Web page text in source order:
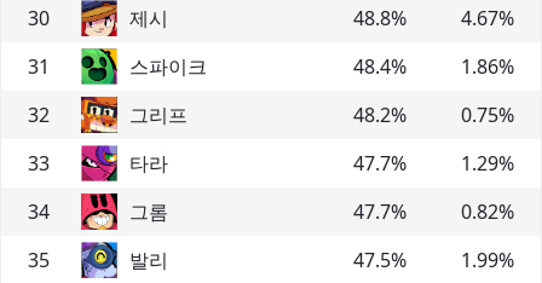
30
제시 48.8% 4.67%
31
스파이크 48.4% 1.86%
32
그리프 48.2% 0.75%
33
타라 47.7% 1.29%
34
그롬 47.7% 0.82%
35
발리 47.5% 1.99%